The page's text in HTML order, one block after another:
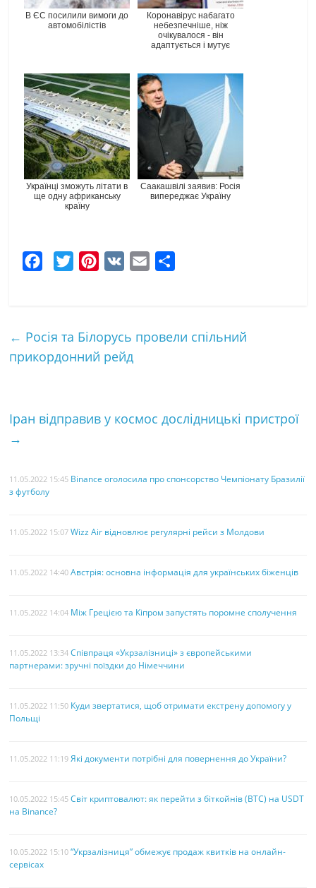
В ЄС посилили вимоги до
автомобілістів
Коронавірус набагато
небезпечніше, ніж
очікувалося - він
адаптується і мутує
Українці зможуть літати в
ще одну африканську
країну
Саакашвілі заявив: Росія
випереджає Україну
b
o
e
e
r
t
l
к
← Росія та Білорусь провели спільний
прикордонний рейд
Іран відправив у космос дослідницькі пристрої
→
11.05.2022 15:45 Binance оголосила про спонсорство Чемпіонату Бразилії
з футболу
11.05.2022 15:07 Wizz Air відновлює регулярні рейси з Молдови
11.05.2022 14:40 Австрія: основна інформація для українських біженців
11.05.2022 14:04 Між Грецією та Кіпром запустять поромне сполучення
11.05.2022 13:34 Співпраця «Укрзалізниці» з європейськими
партнерами: зручні поїздки до Німеччини
11.05.2022 11:50 Куди звертатися, щоб отримати екстрену допомогу у
Польщі
11.05.2022 11:19 Які документи потрібні для повернення до України?
10.05.2022 15:45 Світ криптовалют: як перейти з біткойнів (BTC) на USDT
на Binance?
10.05.2022 15:10 “Укрзалізниця” обмежує продаж квитків на онлайн-
сервісах